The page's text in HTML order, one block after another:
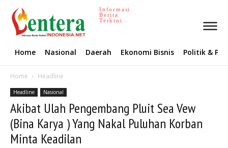
Informasi
Berita
Terkini
Home Nasional Daerah Ekonomi Bisnis Politik &
Home Headline
Headline Nasional
Akibat Ulah Pengembang Pluit Sea Vew
(Bina Karya ) Yang Nakal Puluhan Korban
Minta Keadilan